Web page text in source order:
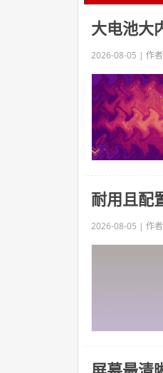
大电池大
2026-08-05 | 作
耐用且配
2026-08-05 | 作